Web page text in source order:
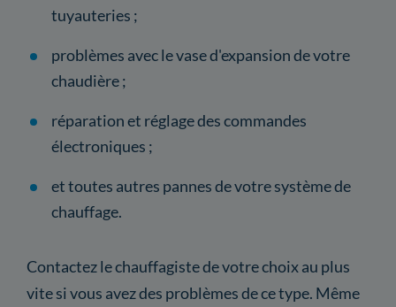
tuyauteries ;
problèmes avec le vase d'expansion de votre
chaudière ;
réparation et réglage des commandes
électroniques ;
et toutes autres pannes de votre système de
chauffage.
Contactez le chauffagiste de votre choix au plus
vite si vous avez des problèmes de ce type. Même